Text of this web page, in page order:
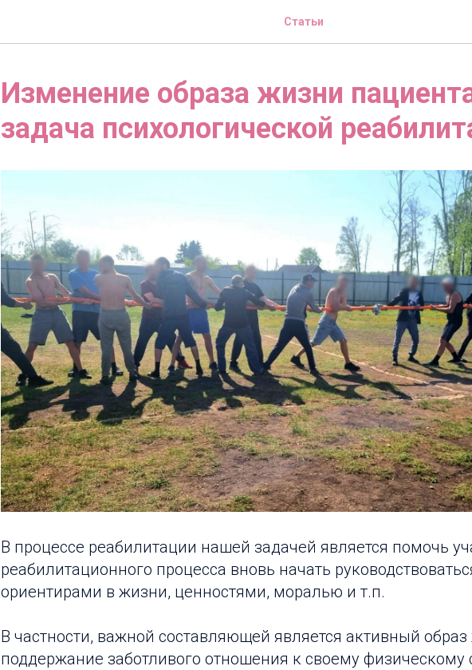
Статьи
Изменение образа жизни
задача психологической
В процессе реабилитации нашей задачей является помочь
реабилитационного процесса вновь начать
ориентирами в жизни, ценностями, моралью и т.п.
В частности, важной составляющей является активный
поддержание заботливого отношения к своему физическому